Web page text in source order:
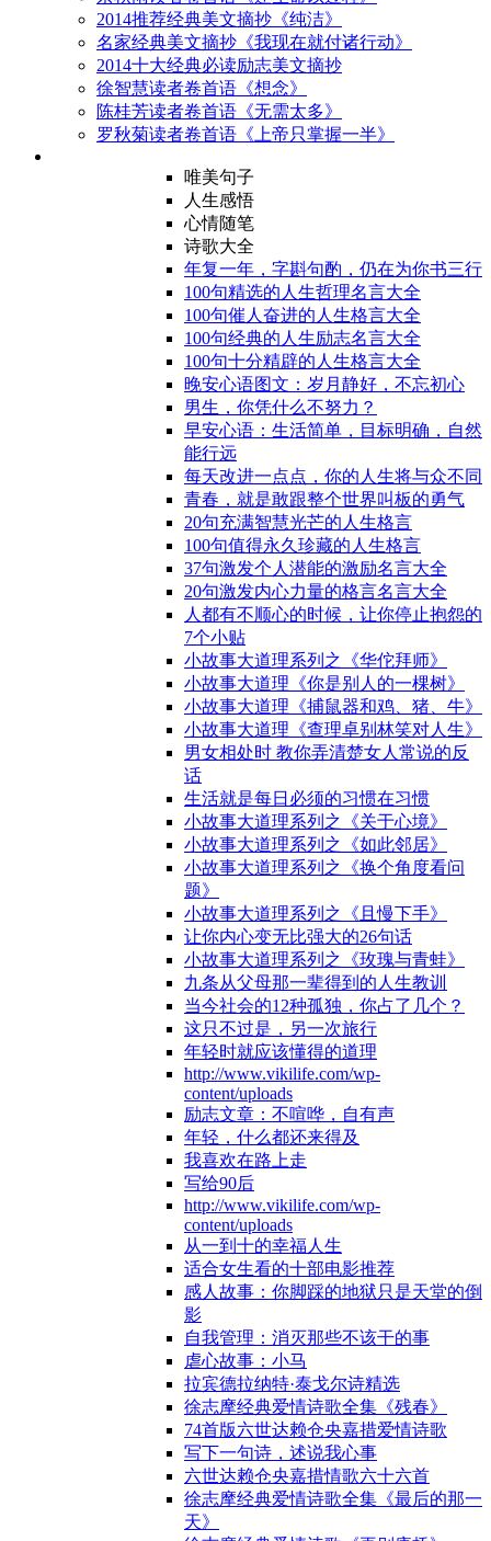
2014推荐经典美文摘抄《纯洁》
名家经典美文摘抄《我现在就付诸行动》
2014十大经典必读励志美文摘抄
徐智慧读者卷首语《想念》
陈桂芳读者卷首语《无需太多》
罗秋菊读者卷首语《上帝只掌握一半》
唯美句子
人生感悟
心情随笔
诗歌大全
年复一年，字斟句酌，仍在为你书三行
100句精选的人生哲理名言大全
100句催人奋进的人生格言大全
100句经典的人生励志名言大全
100句十分精辟的人生格言大全
晚安心语图文：岁月静好，不忘初心
男生，你凭什么不努力？
早安心语：生活简单，目标明确，自然
能行远
每天改进一点点，你的人生将与众不同
青春，就是敢跟整个世界叫板的勇气
20句充满智慧光芒的人生格言
100句值得永久珍藏的人生格言
37句激发个人潜能的激励名言大全
20句激发内心力量的格言名言大全
人都有不顺心的时候，让你停止抱怨的
7个小贴
小故事大道理系列之《华佗拜师》
小故事大道理《你是别人的一棵树》
小故事大道理《捕鼠器和鸡、猪、牛》
小故事大道理《查理卓别林笑对人生》
男女相处时 教你弄清楚女人常说的反
话
生活就是每日必须的习惯在习惯
小故事大道理系列之《关于心境》
小故事大道理系列之《如此邻居》
小故事大道理系列之《换个角度看问
题》
小故事大道理系列之《且慢下手》
让你内心变无比强大的26句话
小故事大道理系列之《玫瑰与青蛙》
九条从父母那一辈得到的人生教训
当今社会的12种孤独，你占了几个？
这只不过是，另一次旅行
年轻时就应该懂得的道理
http://www.vikilife.com/wp-
content/uploads
励志文章：不喧哗，自有声
年轻，什么都还来得及
我喜欢在路上走
写给90后
http://www.vikilife.com/wp-
content/uploads
从一到十的幸福人生
适合女生看的十部电影推荐
感人故事：你脚踩的地狱只是天堂的倒
影
自我管理：消灭那些不该干的事
虐心故事：小马
拉宾德拉纳特·泰戈尔诗精选
徐志摩经典爱情诗歌全集《残春》
74首版六世达赖仓央嘉措爱情诗歌
写下一句诗，述说我心事
六世达赖仓央嘉措情歌六十六首
徐志摩经典爱情诗歌全集《最后的那一
天》